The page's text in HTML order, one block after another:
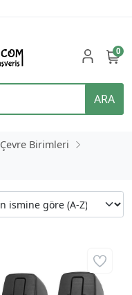
ARA
0
Çevre Birimleri